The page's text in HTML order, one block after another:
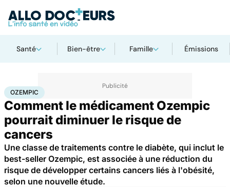
Santé Bien-être Famille Émissions
AccueilSanté Ozempic
OZEMPIC
Comment le médicament Ozempic
pourrait diminuer le risque de
cancers
Une classe de traitements contre le diabète, qui inclut le
best-seller Ozempic, est associée à une réduction du
risque de développer certains cancers liés à l'obésité,
selon une nouvelle étude.